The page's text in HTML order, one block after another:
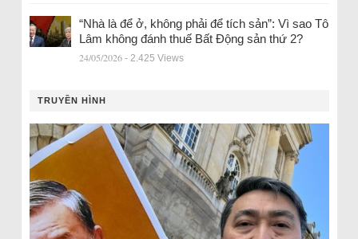
“Nhà là để ở, không phải để tích sản”: Vì sao Tô
Lâm không đánh thuế Bất Động sản thứ 2?
24/05/2026 - 2.425 Views
TRUYỀN HÌNH